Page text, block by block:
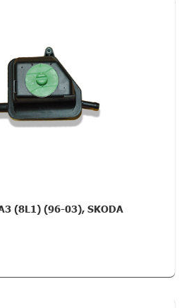
(8L1) (96-03), SKODA